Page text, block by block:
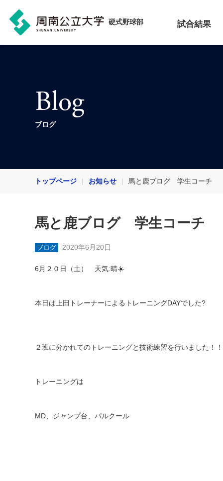
硬式野球部 試合結果
Blog
ブログ
トップページ お知らせ 馬と鹿ブログ 学生コーチ
馬と鹿ブログ 学生コーチ
ブログ 2020年6月20日
6 月２０日（土） 天気:晴☀️
本日は上田トレーナーによるトレーニングDAYでした?
２班に分かれてのトレーニングと技術練習を行いました！！
トレーニングは
MD、ジャンプ台、パルクール